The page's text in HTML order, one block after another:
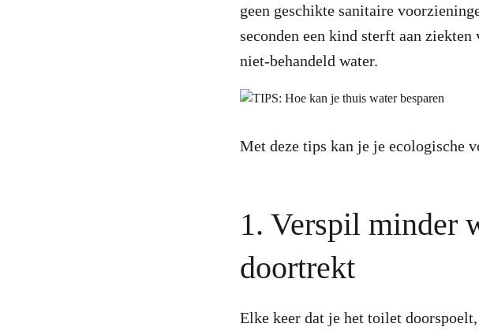
geen geschikte sanitaire
seconden een kind sterft aan
niet-behandeld water.
Met deze tips kan je je ecologische
1. Verspil minder
doortrekt
Elke keer dat je het toilet